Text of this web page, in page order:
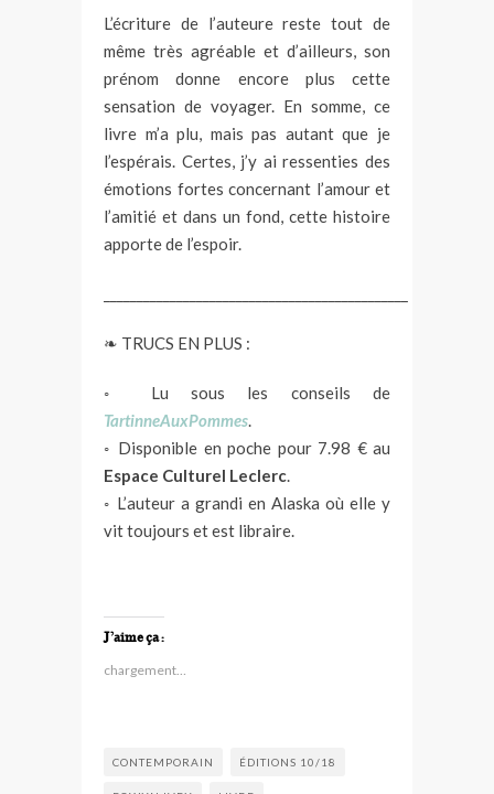
L’écriture de l’auteure reste tout de
même très agréable et d’ailleurs, son
prénom donne encore plus cette
sensation de voyager. En somme, ce
livre m’a plu, mais pas autant que je
l’espérais. Certes, j’y ai ressenties des
émotions fortes concernant l’amour et
l’amitié et dans un fond, cette histoire
apporte de l’espoir.
❧ TRUCS EN PLUS :
◦ Lu sous les conseils de
TartinneAuxPommes.
◦ Disponible en poche pour 7.98 € au
Espace Culturel Leclerc.
◦ L’auteur a grandi en Alaska où elle y
vit toujours et est libraire.
J’aime ça :
chargement…
CONTEMPORAIN ÉDITIONS 10/18